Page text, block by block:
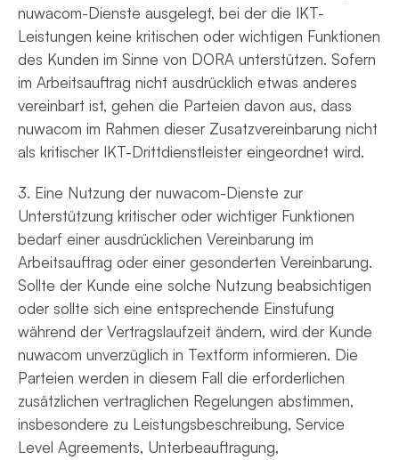
nuwacom-Dienste ausgelegt, bei der die IKT-
Leistungen keine kritischen oder wichtigen Funktionen
des Kunden im Sinne von DORA unterstützen. Sofern
im Arbeitsauftrag nicht ausdrücklich etwas anderes
vereinbart ist, gehen die Parteien davon aus, dass
nuwacom im Rahmen dieser Zusatzvereinbarung nicht
als kritischer IKT-Drittdienstleister eingeordnet wird.
3. Eine Nutzung der nuwacom-Dienste zur
Unterstützung kritischer oder wichtiger Funktionen
bedarf einer ausdrücklichen Vereinbarung im
Arbeitsauftrag oder einer gesonderten Vereinbarung.
Sollte der Kunde eine solche Nutzung beabsichtigen
oder sollte sich eine entsprechende Einstufung
während der Vertragslaufzeit ändern, wird der Kunde
nuwacom unverzüglich in Textform informieren. Die
Parteien werden in diesem Fall die erforderlichen
zusätzlichen vertraglichen Regelungen abstimmen,
insbesondere zu Leistungsbeschreibung, Service
Level Agreements, Unterbeauftragung,